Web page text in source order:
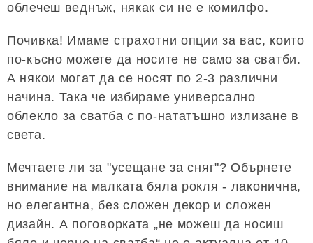
облечеш веднъж, някак си не е комилфо.
Почивка! Имаме страхотни опции за вас, които
по-късно можете да носите не само за сватби.
А някои могат да се носят по 2-3 различни
начина. Така че избираме универсално
облекло за сватба с по-нататъшно излизане в
света.
Мечтаете ли за "усещане за сняг"? Обърнете
внимание на малката бяла рокля - лаконична,
но елегантна, без сложен декор и сложен
дизайн. А поговорката „не можеш да носиш